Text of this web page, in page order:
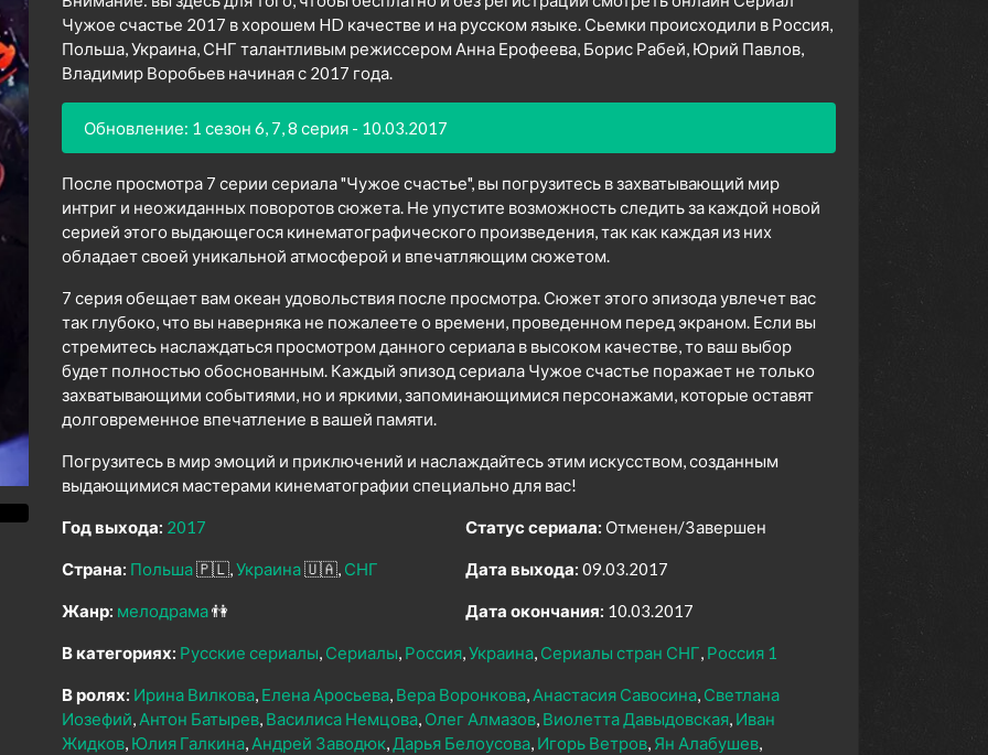
Чужое счастье 2017 в хорошем HD качестве и на русском языке. Сьемки происходили в Россия,
Польша, Украина, СНГ талантливым режиссером Анна Ерофеева, Борис Рабей, Юрий Павлов,
Владимир Воробьев начиная с 2017 года.
Обновление: 1 сезон 6, 7, 8 серия - 10.03.2017
После просмотра 7 серии сериала "Чужое счастье", вы погрузитесь в захватывающий мир
интриг и неожиданных поворотов сюжета. Не упустите возможность следить за каждой новой
серией этого выдающегося кинематографического произведения, так как каждая из них
обладает своей уникальной атмосферой и впечатляющим сюжетом.
7 серия обещает вам океан удовольствия после просмотра. Сюжет этого эпизода увлечет вас
так глубоко, что вы наверняка не пожалеете о времени, проведенном перед экраном. Если вы
стремитесь наслаждаться просмотром данного сериала в высоком качестве, то ваш выбор
будет полностью обоснованным. Каждый эпизод сериала Чужое счастье поражает не только
захватывающими событиями, но и яркими, запоминающимися персонажами, которые оставят
долговременное впечатление в вашей памяти.
Погрузитесь в мир эмоций и приключений и наслаждайтесь этим искусством, созданным
выдающимися мастерами кинематографии специально для вас!
Год выхода: 2017
Страна: Польша🇵🇱 Украина🇺🇦 СНГ
Жанр: мелодрама👫
Статус сериала: Отменен/Завершен
Дата выхода: 09.03.2017
Дата окончания: 10.03.2017
В категориях: Русские сериалы Сериалы Россия Украина Сериалы стран СНГ Россия 1
В ролях: Ирина Вилкова Елена Аросьева Вера Воронкова Анастасия Савосина Светлана
Иозефий Антон Батырев Василиса Немцова Олег Алмазов Виолетта Давыдовская Иван
Жидков Юлия Галкина Андрей Заводюк Дарья Белоусова Игорь Ветров Ян Алабушев